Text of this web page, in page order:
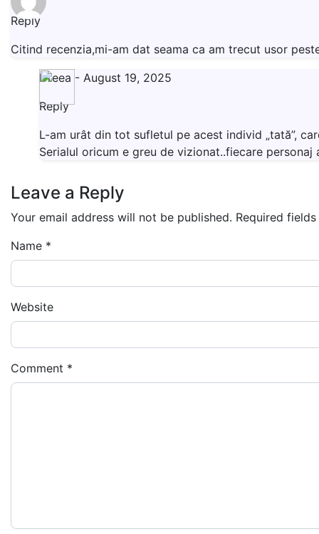
Reply
Citind recenzia,mi-am dat seama ca am trecut usor
Dreea - August 19, 2025
Reply
L-am urât din tot sufletul pe acest individ „tată”,
Serialul oricum e greu de vizionat..fiecare
Leave a Reply
Your email address will not be published. Required
Name *
Website
Comment *